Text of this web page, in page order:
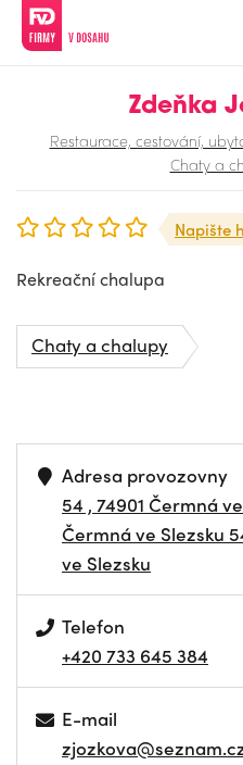
Zdeňka
Restaurace, cestování,
Chaty a
Napište
Rekreační chalupa
Chaty a chalupy
Adresa provozovny
54 , 74901 Čermná
Čermná ve Slezsku
ve Slezsku
Telefon
+420 733 645 384
E-mail